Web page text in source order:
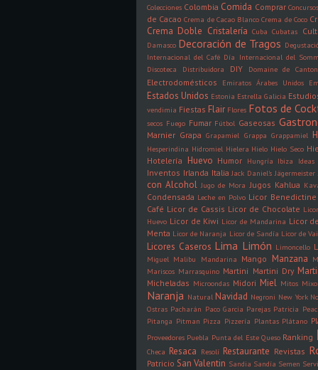
Colecciones Colombia Comida Comprar Concursos
de Cacao Crema de Cacao Blanco Crema de Coco
Crema Doble Cristalería Cuba Cubatas
Damasco Decoración de Tragos
Internacional del Café Día Internacional del
Discoteca
Distribuidora DIY Domaine de Canton
Electrodomésticos Emiratos Árabes Unidos
Estados Unidos Estonia Estrella Galicia
vendimia Fiestas Flair Flores Fotos de
secos Fuego Fumar Fútbol Gaseosas
Marnier Grapa Grapamiel Grappa Grappamiel
Hesperindina Hidromiel Hielera Hielo Hielo Seco
Hotelería Huevo Humor Hungría Ibiza Ideas
Inventos Irlanda Italia Jack Daniel's Jägermeister
con Alcohol Jugo de Mora Jugos Kahlua
Condensada Leche en Polvo Licor Benedictine
Café Licor de Cassis Licor de Chocolate
Huevo Licor de Kiwi Licor de Mandarina Licor
Menta Licor de Naranja Licor de Sandía Licor de
Licores Caseros Lima Limón Limoncello
Miguel Malibu Mandarina Mango Manzana
Mariscos Marrasquino Martini Martini Dry
Micheladas Microondas Midori Miel Mitos
Naranja Natural Navidad Negroni New York
Ostras Pacharán Paco Garcia Parejas Patricia
Pitanga Pitman Pizza Pizzería Plantas Plátano
Proveedores Puebla Punta del Este Queso Ranking
Checa Resaca Resolí Restaurante Revistas
Patricio San Valentin Sandia Sandía Semen